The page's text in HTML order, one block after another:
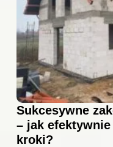
Sukcesywne
– jak
kroki?